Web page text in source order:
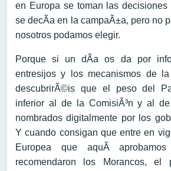
en Europa se toman las decisiones
se decÃ­a en la campaÃ±a, pero no
nosotros podamos elegir.
Porque si un dÃ­a os da por
entresijos y los mecanismos de la
descubrirÃ©is que el peso del
inferior al de la ComisiÃ³n y al
nombrados digitalmente por los
Y cuando consigan que entre en
Europea que aquÃ­
recomendaron los Morancos,